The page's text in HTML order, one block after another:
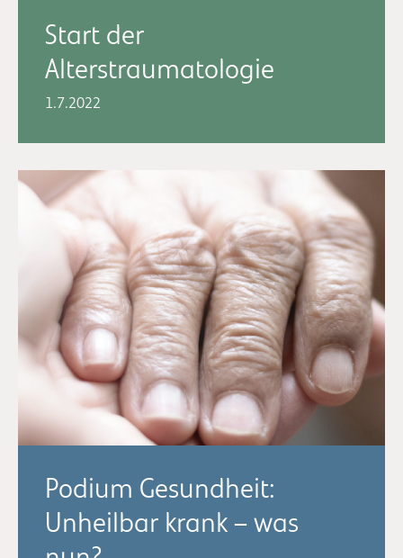
Start der
Alterstraumatologie
1.7.2022
Podium Gesundheit:
Unheilbar krank – was